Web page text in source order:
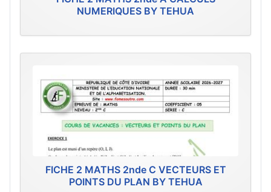
NUMERIQUES BY TEHUA
FICHE 2 MATHS 2nde C VECTEURS ET
POINTS DU PLAN BY TEHUA